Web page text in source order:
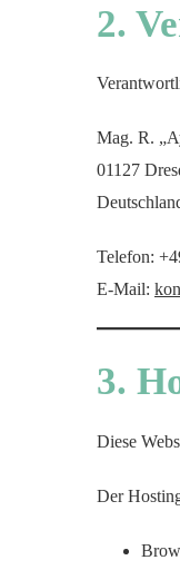
2.
Mag. R.
01127
Telefon:
E-Mail:
3.
Diese
Der